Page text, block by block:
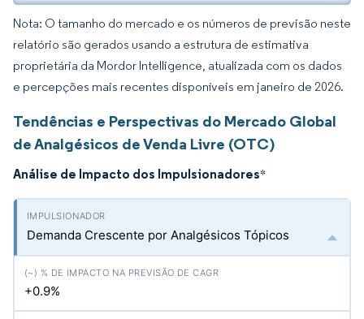
Nota: O tamanho do mercado e os números de previsão neste
relatório são gerados usando a estrutura de estimativa
proprietária da Mordor Intelligence, atualizada com os dados
e percepções mais recentes disponíveis em janeiro de 2026.
Tendências e Perspectivas do Mercado Global
de Analgésicos de Venda Livre (OTC)
Análise de Impacto dos Impulsionadores*
Demanda Crescente por Analgésicos Tópicos
+0.9%